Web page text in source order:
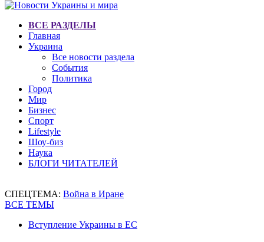
ВСЕ РАЗДЕЛЫ
Главная
Украина
Все новости раздела
События
Политика
Город
Мир
Бизнес
Спорт
Lifestyle
Шоу-биз
Наука
БЛОГИ ЧИТАТЕЛЕЙ
СПЕЦТЕМА: Война в Иране
ВСЕ ТЕМЫ
Вступление Украины в ЕС